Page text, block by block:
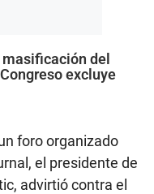
masificación del
excluye
foro organizado
el presidente de
advirtió contra el